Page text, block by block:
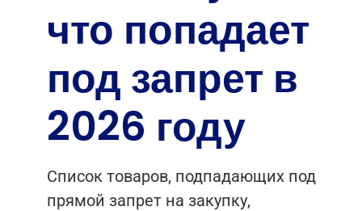
что попадает
под запрет в
2026 году
Список товаров, подпадающих под
прямой запрет на закупку,